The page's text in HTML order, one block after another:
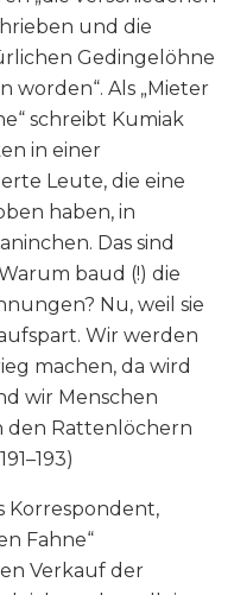
und die
Gedingelöhne
Als „Mieter
schreibt Kumiak
in einer
Leute, die eine
haben, in
Das sind
baud (!) die
Nu, weil sie
Wir werden
machen, da wird
wir Menschen
den Rattenlöchern
Korrespondent,
Fahne“
Verkauf der